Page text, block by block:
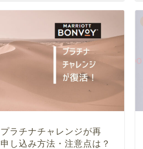
ラチナチャレンジが再
し込み方法・注意点は？